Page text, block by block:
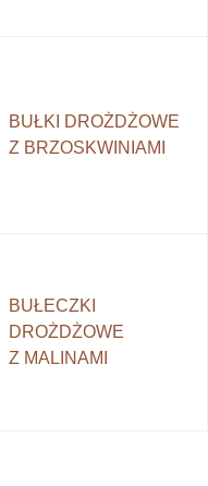
BUŁKI DROŻDŻOWE
Z BRZOSKWINIAMI
BUŁECZKI
DROŻDŻOWE
Z MALINAMI